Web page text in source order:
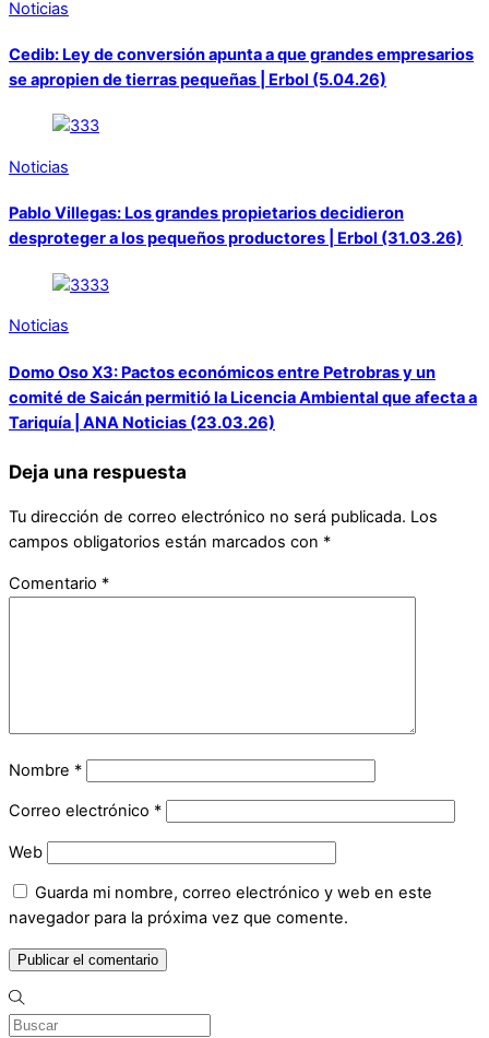
Noticias
Cedib: Ley de conversión apunta a que grandes empresarios
se apropien de tierras pequeñas | Erbol (5.04.26)
Noticias
Pablo Villegas: Los grandes propietarios decidieron
desproteger a los pequeños productores | Erbol (31.03.26)
Noticias
Domo Oso X3: Pactos económicos entre Petrobras y un
comité de Saicán permitió la Licencia Ambiental que afecta a
Tariquía | ANA Noticias (23.03.26)
Deja una respuesta
Tu dirección de correo electrónico no será publicada. Los
campos obligatorios están marcados con *
Comentario *
Nombre *
Correo electrónico *
Web
Guarda mi nombre, correo electrónico y web en este
navegador para la próxima vez que comente.